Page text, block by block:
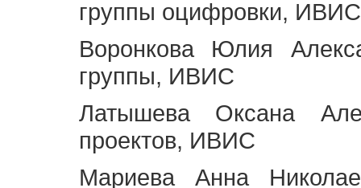
группы оцифровки, ИВИС
Воронкова Юлия
группы, ИВИС
Латышева Оксана
проектов, ИВИС
Мариева Анна